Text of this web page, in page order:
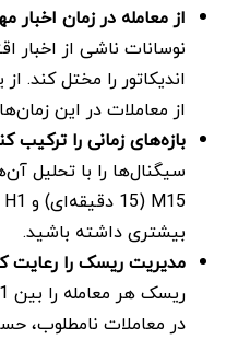
از معامله در زمان
نوسانات ناشی از
اندیکاتور را مختل کند.
از معاملات در این
بازه‌های زمانی را ترکیب
سیگنال‌ها را با تحلیل
بیشتری داشته باشید.
مدیریت ریسک را رعایت
در معاملات نامطلوب،